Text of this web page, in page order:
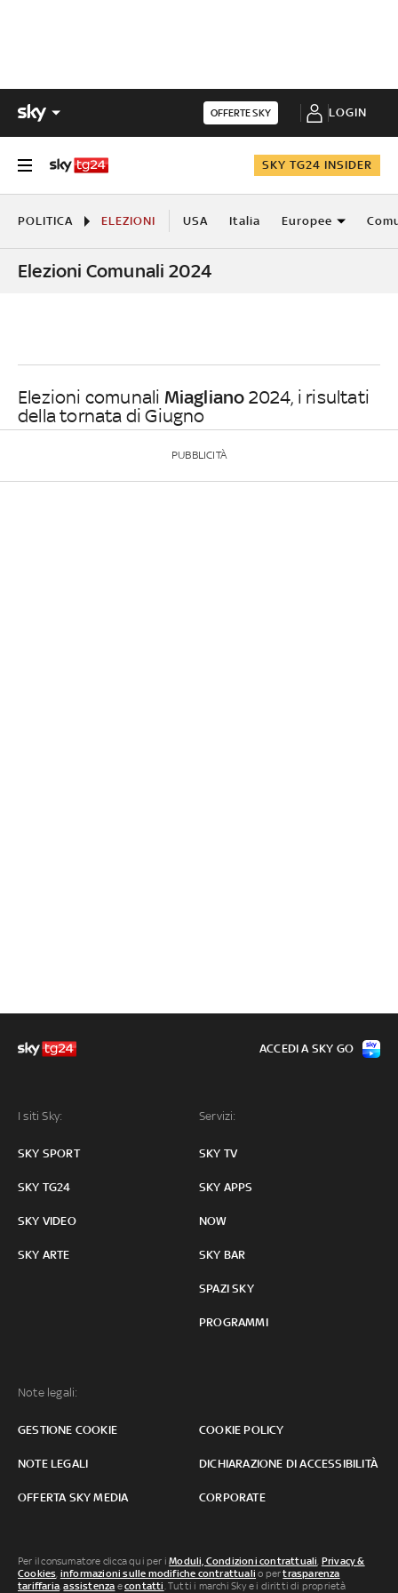
OFFERTE SKY LOGIN
SKY TG24 INSIDER
POLITICA ELEZIONI USA Italia Europee
Elezioni Comunali 2024
Elezioni comunali Miagliano 2024, i risultati
della tornata di Giugno
PUBBLICITÀ
I siti Sky:
SKY SPORT
SKY TG24
SKY VIDEO
SKY ARTE
Servizi:
SKY TV
SKY APPS
NOW
SKY BAR
SPAZI SKY
PROGRAMMI
Note legali:
GESTIONE COOKIE COOKIE POLICY
NOTE LEGALI DICHIARAZIONE DI ACCESSIBILITÀ
OFFERTA SKY MEDIA CORPORATE
ACCEDI A SKY GO
Per il consumatore clicca qui per iModuli, Condizioni contrattuali, Privacy &
Cookies, informazioni sulle modifiche contrattuali o pertrasparenza
tariffaria,assistenza econtatti. Tutti i marchi Sky e i diritti di proprietà